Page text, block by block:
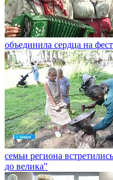
объединила сердца на
семьи региона
до велика"